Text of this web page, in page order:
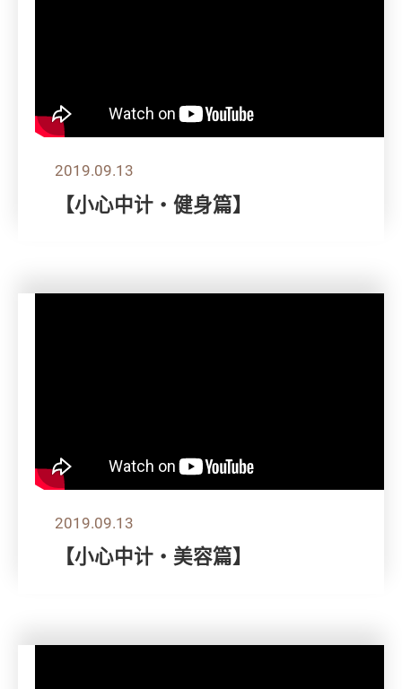
2019.09.13
【小心中计‧健身篇】
2019.09.13
【小心中计‧美容篇】